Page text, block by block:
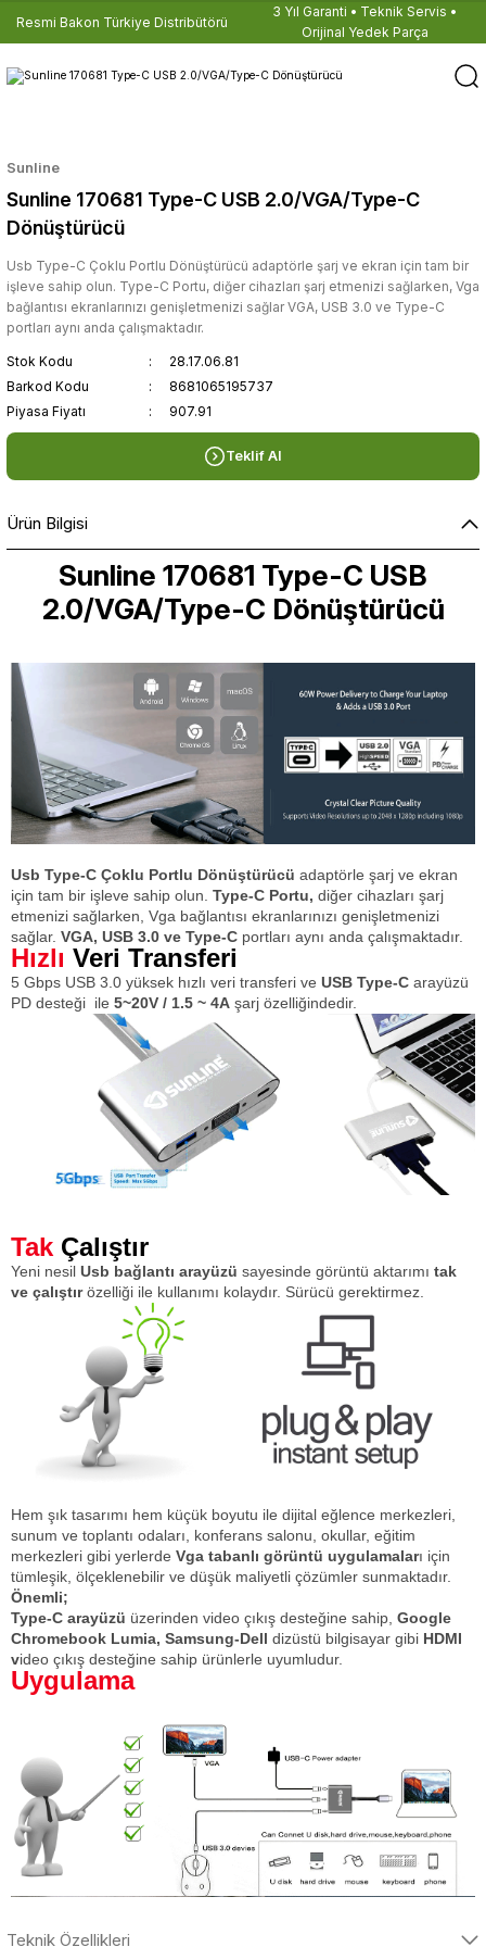
Resmi Bakon Türkiye Distribütörü
3 Yıl Garanti • Teknik Servis •
Orijinal Yedek Parça
Sunline
Sunline 170681 Type-C USB 2.0/VGA/Type-C
Dönüştürücü
Usb Type-C Çoklu Portlu Dönüştürücü adaptörle şarj ve ekran için tam bir
işleve sahip olun. Type-C Portu, diğer cihazları şarj etmenizi sağlarken, Vga
bağlantısı ekranlarınızı genişletmenizi sağlar VGA, USB 3.0 ve Type-C
portları aynı anda çalışmaktadır.
Stok Kodu
28.17.06.81
Barkod Kodu
8681065195737
Piyasa Fiyatı
907.91
Teklif Al
Ürün Bilgisi
Sunline 170681 Type-C USB
2.0/VGA/Type-C Dönüştürücü
Usb Type-C Çoklu Portlu Dönüştürücü adaptörle şarj ve ekran
için tam bir işleve sahip olun. Type-C Portu, diğer cihazları şarj
etmenizi sağlarken, Vga bağlantısı ekranlarınızı genişletmenizi
sağlar. VGA, USB 3.0 ve Type-C portları aynı anda çalışmaktadır.
Hızlı Veri Transferi
5 Gbps USB 3.0 yüksek hızlı veri transferi ve USB Type-C arayüzü
PD desteği ile 5~20V / 1.5 ~ 4A şarj özelliğindedir.
Tak Çalıştır
Yeni nesil Usb bağlantı arayüzü sayesinde görüntü aktarımı tak
ve çalıştırözelliği ile kullanımı kolaydır. Sürücü gerektirmez.
Hem şık tasarımı hem küçük boyutu ile dijital eğlence merkezleri,
sunum ve toplantı odaları, konferans salonu, okullar, eğitim
merkezleri gibi yerlerde Vga tabanlı görüntü uygulamaları için
tümleşik, ölçeklenebilir ve düşük maliyetli çözümler sunmaktadır.
Önemli;
Type-C arayüzü üzerinden video çıkış desteğine sahip, Google
Chromebook Lumia, Samsung-Dell dizüstü bilgisayar gibi HDMI
video çıkış desteğine sahip ürünlerle uyumludur.
Uygulama
Teknik Özellikleri